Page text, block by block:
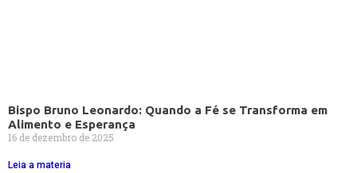
Bispo Bruno Leonardo: Quando a Fé se Transforma em
Alimento e Esperança
16 de dezembro de 2025
Leia a materia